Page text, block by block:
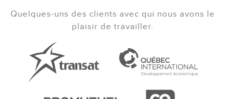
Quelques-uns des clients avec qui nous avons le
plaisir de travailler.